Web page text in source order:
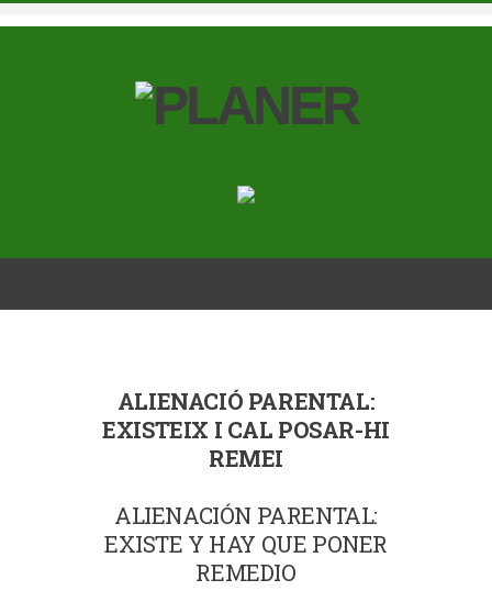
ALIENACIÓ PARENTAL:
EXISTEIX I CAL POSAR-HI
REMEI
ALIENACIÓN PARENTAL:
EXISTE Y HAY QUE PONER
REMEDIO